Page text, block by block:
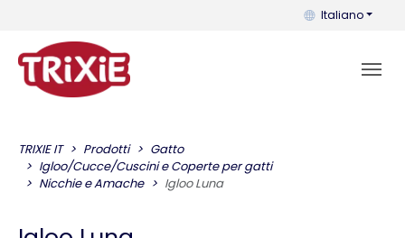
Puoi cambiare
Italiano
TRIXIE IT Prodotti
Gatto
Igloo/Cucce/Cuscini e Coperte per gatti
Nicchie e Amache
Igloo Luna